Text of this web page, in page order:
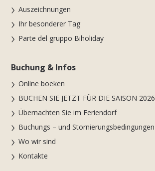
Auszeichnungen
Ihr besonderer Tag
Parte del gruppo Biholiday
Buchung & Infos
Online boeken
BUCHEN SIE JETZT FÜR DIE SAISON 2026
Übernachten Sie im Feriendorf
Buchungs – und Stornierungsbedingungen
Wo wir sind
Kontakte